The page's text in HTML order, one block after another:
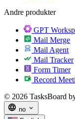
Andre produkter
GPT
Mail Merge
Mail Agent
Mail Tracker
Form Timer
Record
© 2026 TasksBoard
language no expand_more